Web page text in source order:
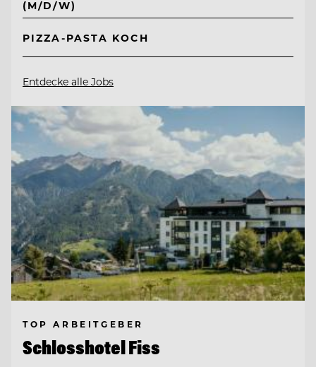
(M/D/W)
PIZZA-PASTA KOCH
Entdecke alle Jobs
TOP ARBEITGEBER
Schlosshotel Fiss